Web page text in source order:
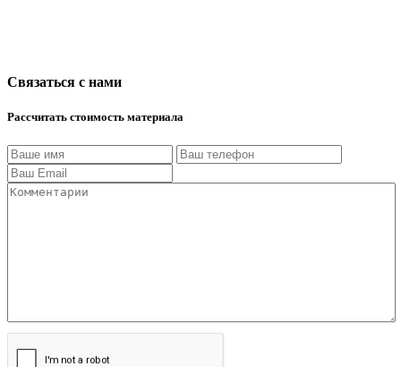
Связаться с нами
Рассчитать стоимость материала